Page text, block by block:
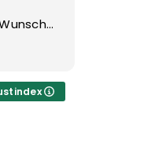
geht
Einfach